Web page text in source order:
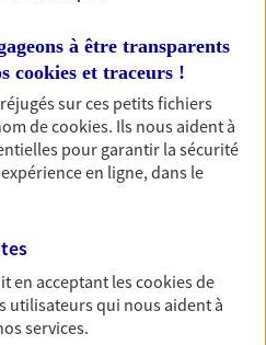
qui ressemble au pilote
TARIF EN LIGNE
vous avec notre
vos proches en cas
en optant pour les
totale de travail,
à être transparents
cookies et traceurs !
sur ces petits fichiers
decookies. Ils nous aident à
pour garantir la sécurité
en ligne, dans le
en acceptant lescookiesde
utilisateurs qui nous aident à
services.